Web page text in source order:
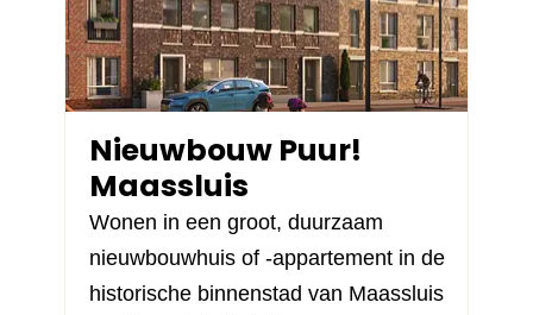
Nieuwbouw Puur!
Maassluis
Wonen in een groot, duurzaam
nieuwbouwhuis of -appartement in de
historische binnenstad van Maassluis